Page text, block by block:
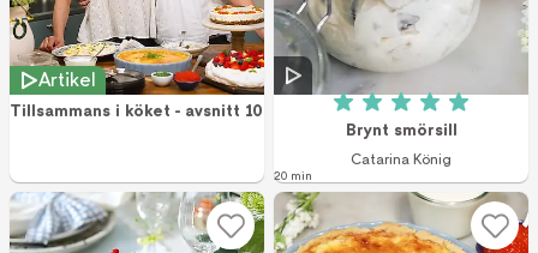
Artikel
Tillsammans i köket - avsnitt 10 Betyg: 5 av 5 (6
Brynt smörsill
Catarina König
20 min